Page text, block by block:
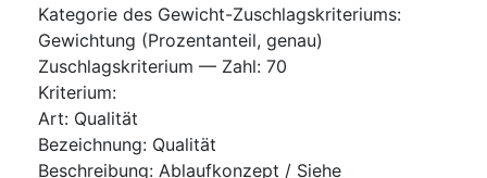
Kategorie des Gewicht-Zuschlagskriteriums:
Gewichtung (Prozentanteil, genau)
Zuschlagskriterium — Zahl: 70
Kriterium:
Art: Qualität
Bezeichnung: Qualität
Beschreibung: Ablaufkonzept / Siehe